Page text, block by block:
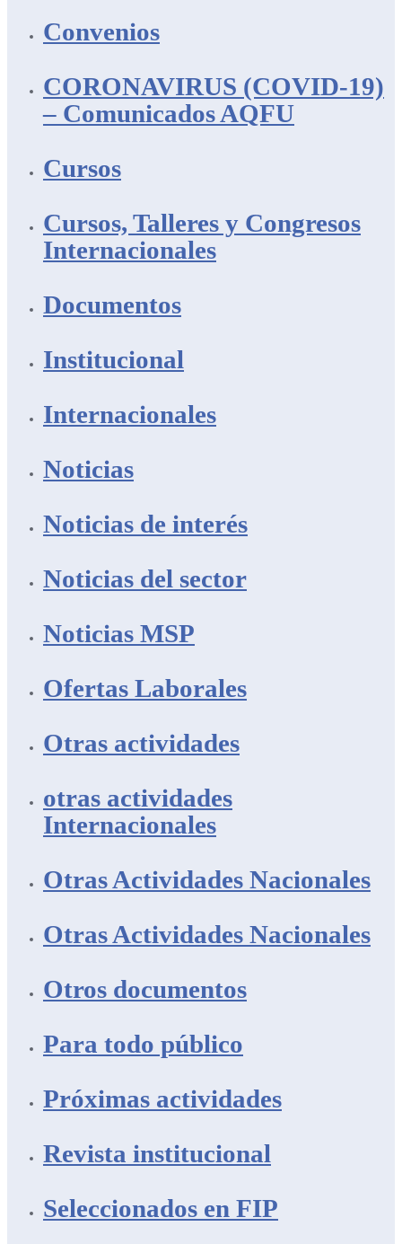
Convenios
CORONAVIRUS (COVID-19)
– Comunicados AQFU
Cursos
Cursos, Talleres y Congresos
Internacionales
Documentos
Institucional
Internacionales
Noticias
Noticias de interés
Noticias del sector
Noticias MSP
Ofertas Laborales
Otras actividades
otras actividades
Internacionales
Otras Actividades Nacionales
Otras Actividades Nacionales
Otros documentos
Para todo público
Próximas actividades
Revista institucional
Seleccionados en FIP